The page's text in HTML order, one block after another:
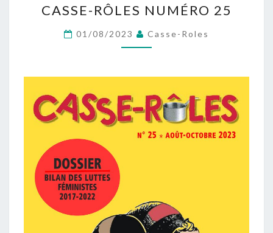
RÔLES
NUMÉRO
25
CASSE-RÔLES NUMÉRO 25
01/08/2023 Casse-Roles